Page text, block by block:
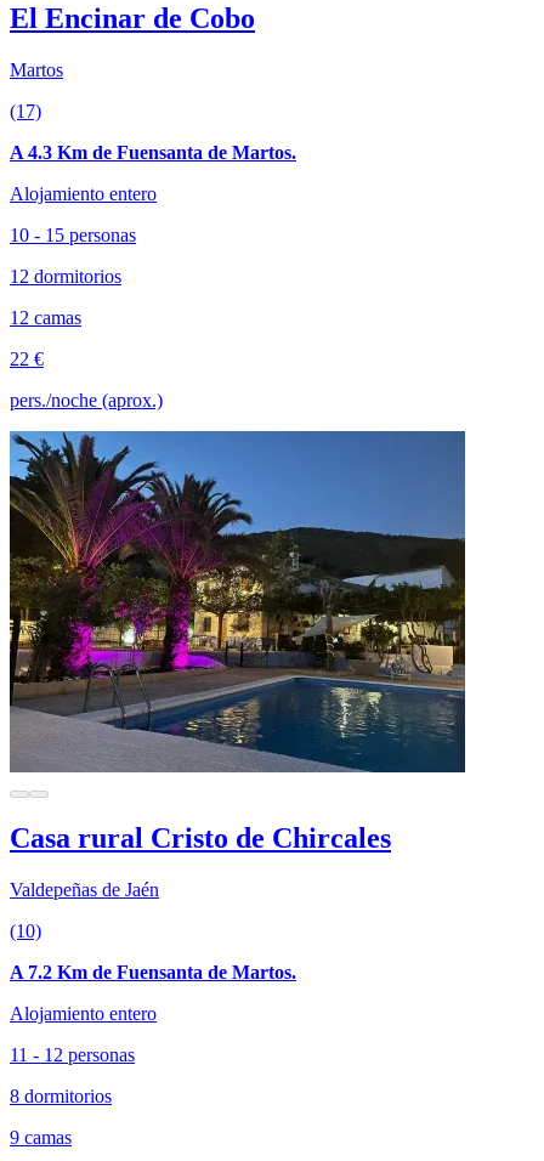
El Encinar de Cobo
Martos
(17)
A 4.3 Km de Fuensanta de Martos.
Alojamiento entero
10 - 15 personas
12 dormitorios
12 camas
22 €
pers./noche (aprox.)
Casa rural Cristo de Chircales
Valdepeñas de Jaén
(10)
A 7.2 Km de Fuensanta de Martos.
Alojamiento entero
11 - 12 personas
8 dormitorios
9 camas